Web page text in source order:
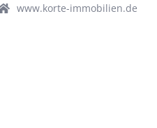
www.korte-immobilien.de